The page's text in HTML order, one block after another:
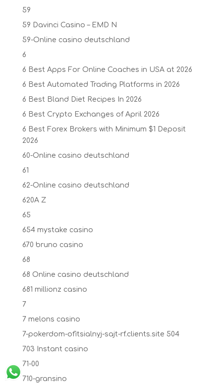
59
59 Davinci Casino – EMD N
59-Online casino deutschland
6
6 Best Apps For Online Coaches in USA at 2026
6 Best Automated Trading Platforms in 2026
6 Best Bland Diet Recipes In 2026
6 Best Crypto Exchanges of April 2026
6 Best Forex Brokers with Minimum $1 Deposit ️
2026
60-Online casino deutschland
61
62-Online casino deutschland
620A Z
65
654 mystake casino
670 bruno casino
68
68 Online casino deutschland
681 millionz casino
7
7 melons casino
7-pokerdom-ofitsialnyj-sajt-rf.clients.site 504
703 Instant casino
71-00
710-gransino